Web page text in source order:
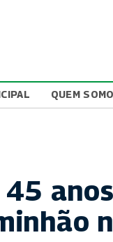
QUEM